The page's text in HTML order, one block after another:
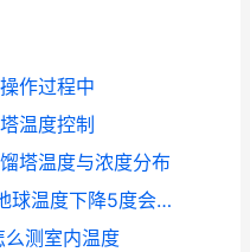
作过程中
温度控制
塔温度与浓度分布
假如全球气温下降6度 如果地球温度下降5度会怎样
测室内温度